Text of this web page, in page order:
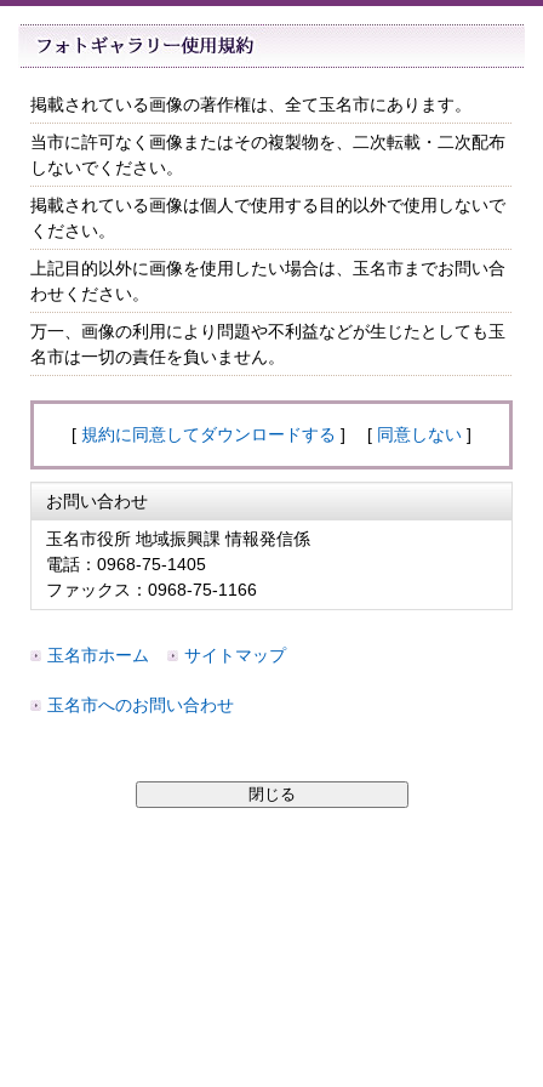
掲載されている画像の著作権は、全て玉名市にあります。
当市に許可なく画像またはその複製物を、二次転載・二次配布
しないでください。
掲載されている画像は個人で使用する目的以外で使用しないで
ください。
上記目的以外に画像を使用したい場合は、玉名市までお問い合
わせください。
万一、画像の利用により問題や不利益などが生じたとしても玉
名市は一切の責任を負いません。
[ 規約に同意してダウンロードする ] [ 同意しない ]
お問い合わせ
玉名市役所 地域振興課 情報発信係
電話：0968-75-1405
ファックス：0968-75-1166
玉名市ホーム サイトマップ
玉名市へのお問い合わせ